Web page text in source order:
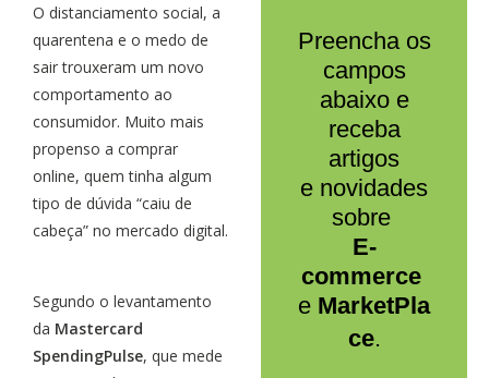
O distanciamento social, a
quarentena e o medo de
sair trouxeram um novo
comportamento ao
consumidor. Muito mais
propenso a comprar
online, quem tinha algum
tipo de dúvida “caiu de
cabeça” no mercado digital.
Segundo o levantamento
da Mastercard
SpendingPulse, que mede
Preencha os
campos
abaixo e
receba
artigos
e novidades
sobre
E-
commerce
e MarketPla
ce.